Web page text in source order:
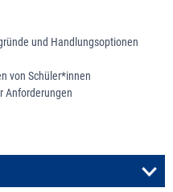
und Handlungsoptionen
von Schüler*innen
Anforderungen